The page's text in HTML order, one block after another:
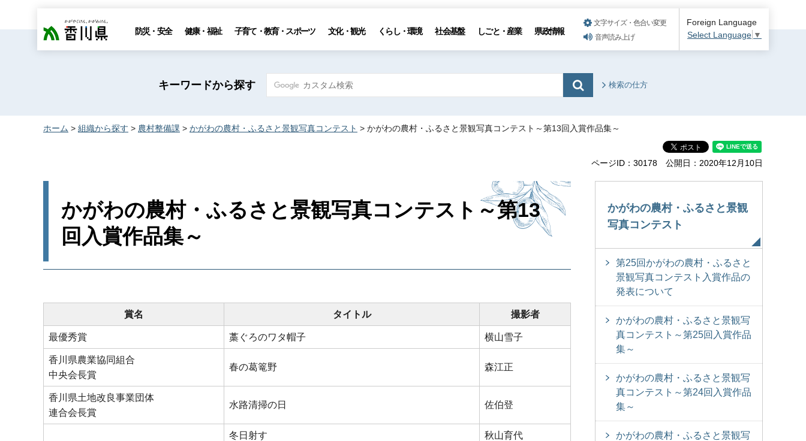
香川県 防災・安全 健康・福祉 子育て・教育・スポーツ 文化・観光 くらし・環境 社会基盤 しごと・産業 県政情報
文字サイズ・色合い変更
音声読み上げ
Foreign Language
Select Language ▼
キーワードから探す 検索の仕方
ホーム > 組織から探す > 農村整備課 > かがわの農村・ふるさと景観写真コンテスト > かがわの農村・ふるさと景観写真コンテスト～第13回入賞作品集～
ページID：30178 公開日：2020年12月10日
かがわの農村・ふるさと景観写真コンテスト～第13
回入賞作品集～
賞名 タイトル 撮影者
最優秀賞 藁ぐろのワタ帽子 横山雪子
香川県農業協同組合
中央会長賞
春の葛篭野 森江正
香川県土地改良事業団体
連合会長賞
水路清掃の日 佐伯登
冬日射す 秋山育代
かがわの農村・ふるさと景観
写真コンテスト
第25回かがわの農村・ふるさと
景観写真コンテスト入賞作品の
発表について
かがわの農村・ふるさと景観写
真コンテスト～第25回入賞作品
集～
かがわの農村・ふるさと景観写
真コンテスト～第24回入賞作品
集～
かがわの農村・ふるさと景観写